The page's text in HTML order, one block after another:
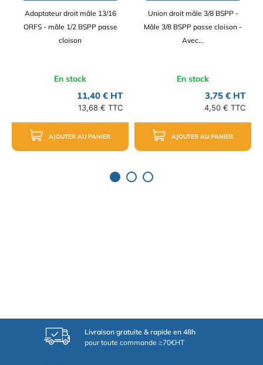
Adaptateur droit mâle 13/16
ORFS - mâle 1/2 BSPP passe
cloison
En stock
11,40 € HT
13,68 € TTC
AJOUTER AU PANIER
Union droit mâle 3/8 BSPP -
Mâle 3/8 BSPP passe cloison -
Avec...
En stock
3,75 € HT
4,50 € TTC
AJOUTER AU PANIER
Livraison gratuite & rapide en 48h
pour toute commande ≥70€HT